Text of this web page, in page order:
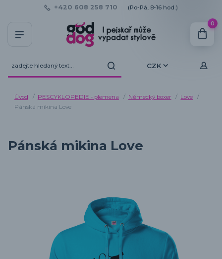
CZK
+420 608 258 710 (Po-Pá, 8-16 hod.)
0
Úvod PESCYKLOPEDIE - plemena Německý boxer
Love
Pánská mikina Love
Pánská mikina Love